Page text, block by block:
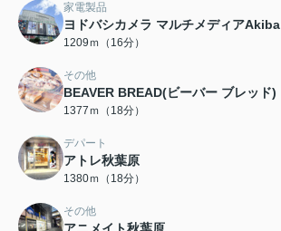
家電製品
ヨドバシカメラ マルチメディアAkiba
1209ｍ（16分）
その他
BEAVER BREAD(ビーバー ブレッド)
1377ｍ（18分）
デパート
アトレ秋葉原
1380ｍ（18分）
その他